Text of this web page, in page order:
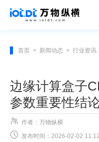
首页 > 新闻动态 > 行业资讯
边缘计算盒子
参数重要性结
 作者：万物纵横
 发布时间：2026-02-02 11:12